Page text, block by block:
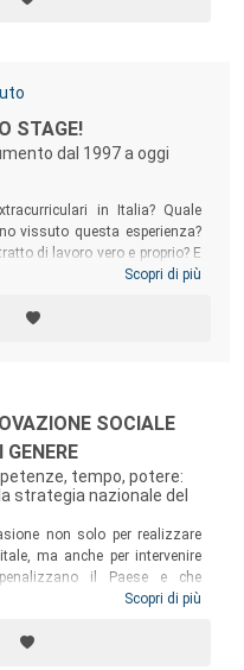
STAGE!
dal 1997 a oggi
in Italia? Quale
vissuto questa esperienza?
di lavoro vero e proprio? E
annunci di offerta di stage?
di oltre 25 anni dalla
possono contribuire a creare
Scopri di più
SOCIALE
tempo, potere:
strategia nazionale del
non solo per realizzare
ma anche per intervenire
il Paese e che
disabilità, i giovani, le donne
temi interconnessi alla
Scopri di più